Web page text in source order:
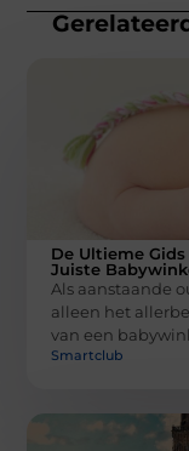
De Ultieme
Juiste
Als aanstaande
alleen het
van een
Smartclub